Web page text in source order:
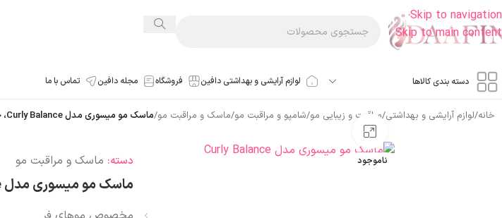
Skip to navigation
Skip to main content
دسته بندی کالاها لوازم آرایشی و بهداشتی دافین فروشگاه مجله دافین تماس با ما
خانه/لوازم آرایشی و بهداشتی/مراقبت و زیبایی مو/شامپو و مراقبت مو/ماسک و مراقبت مو/ماسک مو میسوری مدل Curly Balance، حجم 500 میلی‌لیتر
ناموجود دسته: ماسک و مراقبت مو
ماسک مو میسوری مدل Curly Balance، حجم 500 میلی‌لیتر